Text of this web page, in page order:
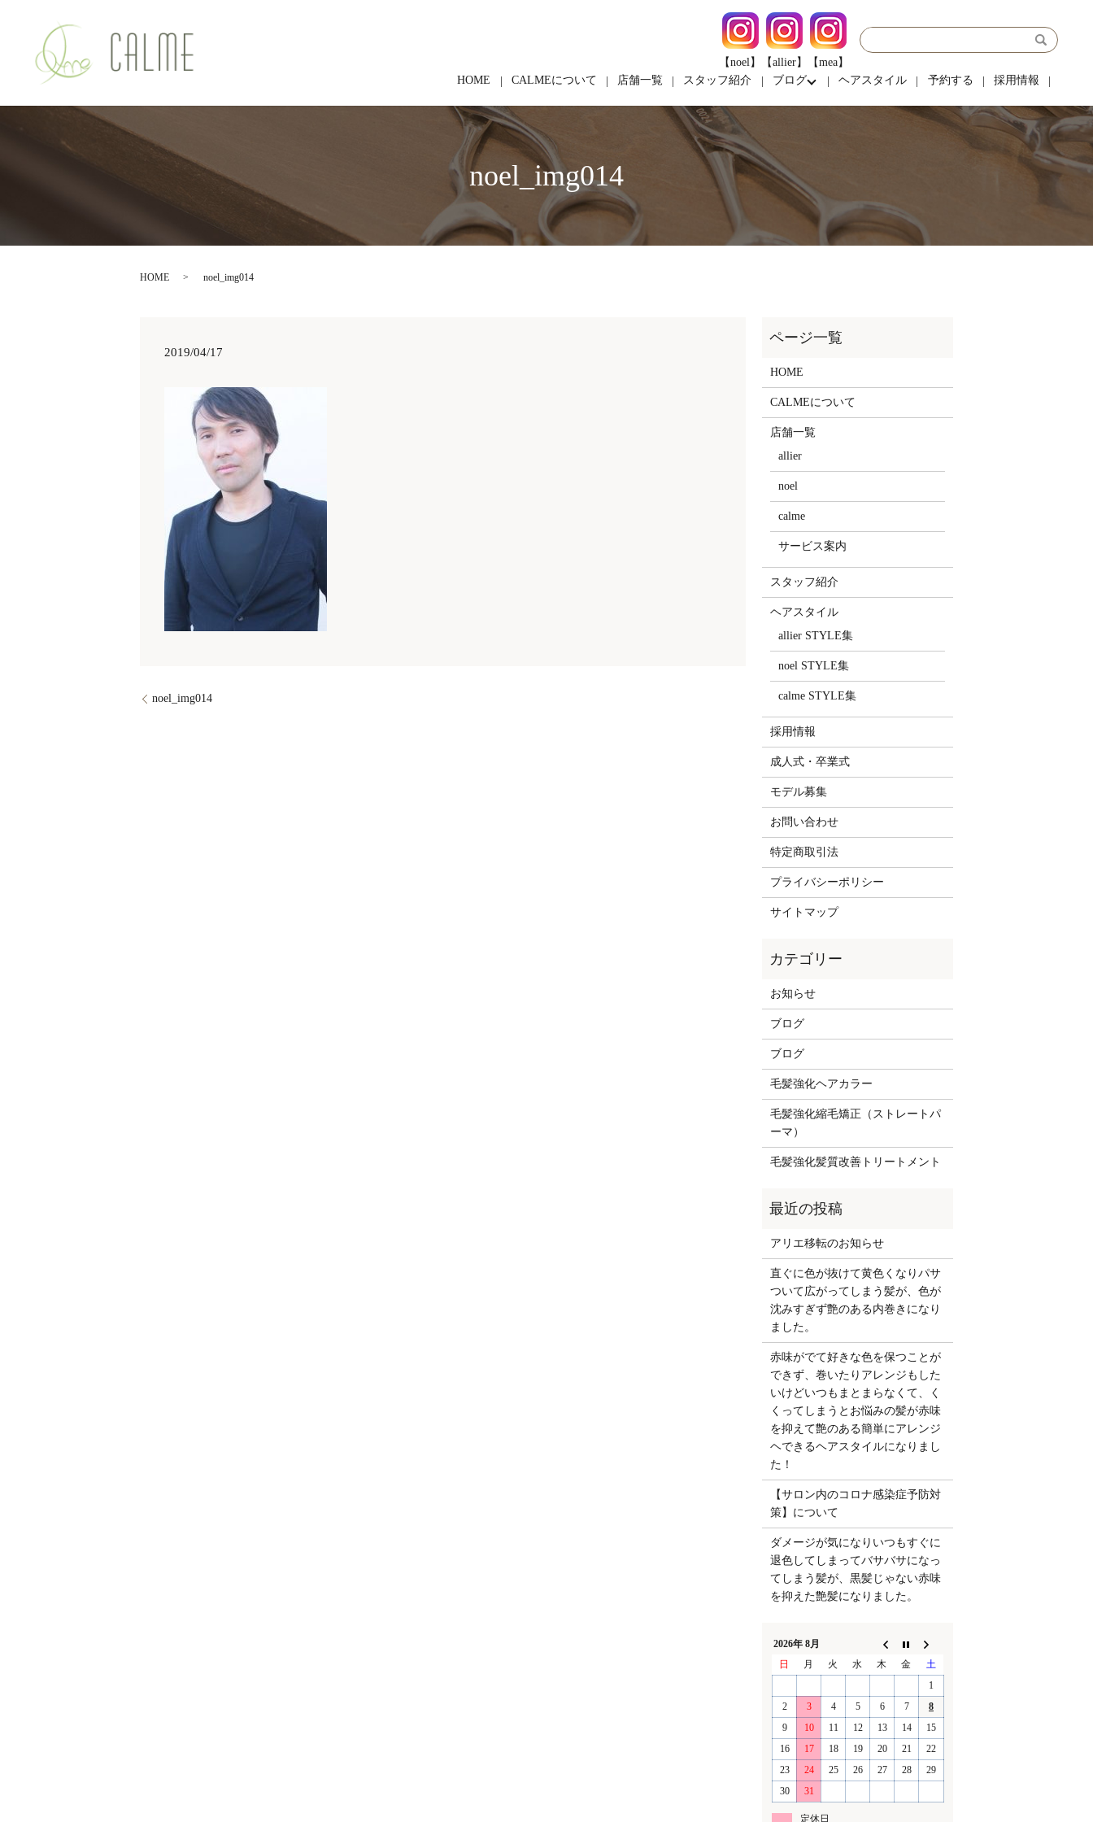
HOME CALMEについて 店舗一覧 スタッフ紹介 ブログ ヘアスタイル 予約する 採用情報
【noel】 【allier】 【mea】
noel_img014
HOME noel_img014
2019/04/17
noel_img014
HOME
CALMEについて
店舗一覧
allier
noel
calme
サービス案内
スタッフ紹介
ヘアスタイル
allier STYLE集
noel STYLE集
calme STYLE集
採用情報
成人式・卒業式
モデル募集
お問い合わせ
特定商取引法
プライバシーポリシー
サイトマップ
お知らせ
ブログ
ブログ
毛髪強化ヘアカラー
毛髪強化縮毛矯正（ストレートパ
ーマ）
毛髪強化髪質改善トリートメント
アリエ移転のお知らせ
直ぐに色が抜けて黄色くなりパサ
ついて広がってしまう髪が、色が
沈みすぎず艶のある内巻きになり
ました。
赤味がでて好きな色を保つことが
できず、巻いたりアレンジもした
いけどいつもまとまらなくて、く
くってしまうとお悩みの髪が赤味
を抑えて艶のある簡単にアレンジ
ヘできるヘアスタイルになりまし
た！
【サロン内のコロナ感染症予防対
策】について
ダメージが気になりいつもすぐに
退色してしまってバサバサになっ
てしまう髪が、黒髪じゃない赤味
を抑えた艶髪になりました。
2026年 8月
日
月 火 水 木 金
土
1
2
3 4 5 6 7
8
9
10 11 12 13 14
15
16
17 18 19 20 21
22
23
24 25 26 27 28
29
30
31
定休日